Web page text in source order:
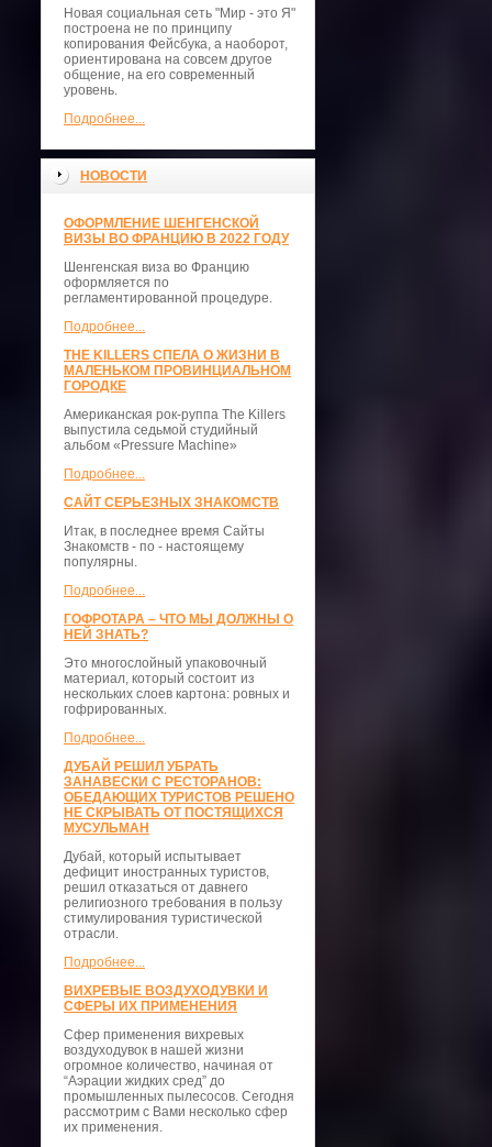
Новая социальная сеть "Мир - это Я"
построена не по принципу
копирования Фейсбука, а наоборот,
ориентирована на совсем другое
общение, на его современный
уровень.
Подробнее...
НОВОСТИ
ОФОРМЛЕНИЕ ШЕНГЕНСКОЙ
ВИЗЫ ВО ФРАНЦИЮ В 2022 ГОДУ
Шенгенская виза во Францию
оформляется по
регламентированной процедуре.
Подробнее...
THE KILLERS СПЕЛА О ЖИЗНИ В
МАЛЕНЬКОМ ПРОВИНЦИАЛЬНОМ
ГОРОДКЕ
Американская рок-руппа The Killers
выпустила седьмой студийный
альбом «Pressure Machine»
Подробнее...
САЙТ СЕРЬЕЗНЫХ ЗНАКОМСТВ
Итак, в последнее время Сайты
Знакомств - по - настоящему
популярны.
Подробнее...
ГОФРОТАРА – ЧТО МЫ ДОЛЖНЫ О
НЕЙ ЗНАТЬ?
Это многослойный упаковочный
материал, который состоит из
нескольких слоев картона: ровных и
гофрированных.
Подробнее...
ДУБАЙ РЕШИЛ УБРАТЬ
ЗАНАВЕСКИ С РЕСТОРАНОВ:
ОБЕДАЮЩИХ ТУРИСТОВ РЕШЕНО
НЕ СКРЫВАТЬ ОТ ПОСТЯЩИХСЯ
МУСУЛЬМАН
Дубай, который испытывает
дефицит иностранных туристов,
решил отказаться от давнего
религиозного требования в пользу
стимулирования туристической
отрасли.
Подробнее...
ВИХРЕВЫЕ ВОЗДУХОДУВКИ И
СФЕРЫ ИХ ПРИМЕНЕНИЯ
Сфер применения вихревых
воздуходувок в нашей жизни
огромное количество, начиная от
“Аэрации жидких сред” до
промышленных пылесосов. Сегодня
рассмотрим с Вами несколько сфер
их применения.